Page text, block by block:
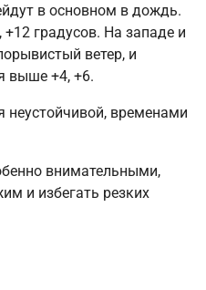
в основном в дождь.
градусов. На западе и
ветер, и
выше +4, +6.
неустойчивой, временами
внимательными,
и избегать резких